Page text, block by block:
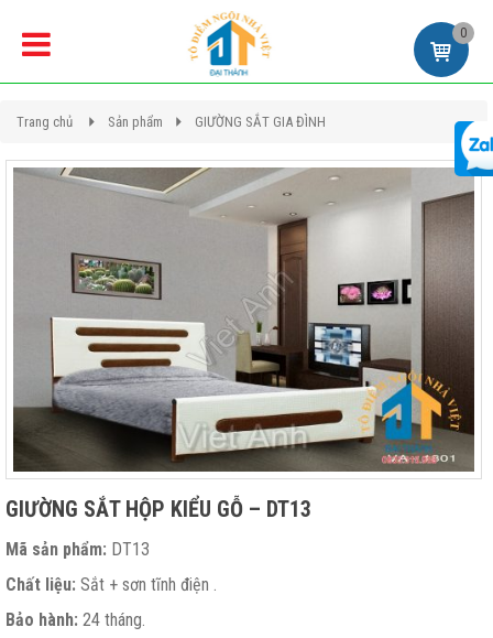
0
Trang chủ Sản phẩm GIƯỜNG SẮT GIA ĐÌNH
GIƯỜNG SẮT HỘP KIỂU GỖ – DT13
Mã sản phẩm: DT13
Chất liệu: Sắt + sơn tĩnh điện .
Bảo hành: 24 tháng.